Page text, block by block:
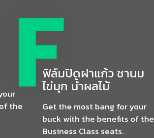
the
Fฟิล์มปิดฝาแก้ว ชานม
ไข่มุก น้ำผลไม้
Get the most bang for your
buck with the benefits of the
Business Class seats.